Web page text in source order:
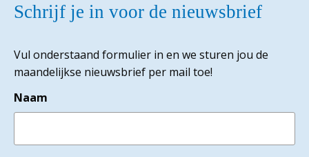
Schrijf je in voor de nieuwsbrief
Vul onderstaand formulier in en we sturen jou de
maandelijkse nieuwsbrief per mail toe!
Naam